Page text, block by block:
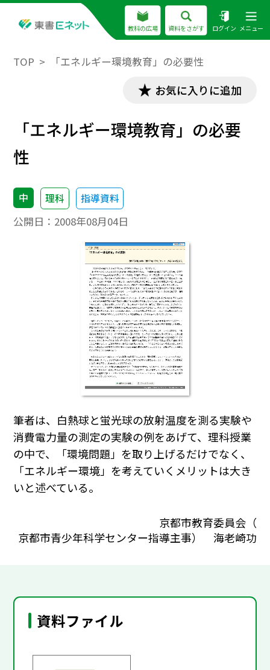
教科の広場 資料をさがす ログイン メニュー
TOP 「エネルギー環境教育」の必要性
お気に入りに追加
「エネルギー環境教育」の必要
性
中 理科 指導資料
公開日： 2008年08月04日
筆者は、白熱球と蛍光球の放射温度を測る実験や
消費電力量の測定の実験の例をあげて、理科授業
の中で、「環境問題」を取り上げるだけでなく、
「エネルギー環境」を考えていくメリットは大き
いと述べている。
京都市教育委員会（
京都市青少年科学センター指導主事） 海老崎功
資料ファイル